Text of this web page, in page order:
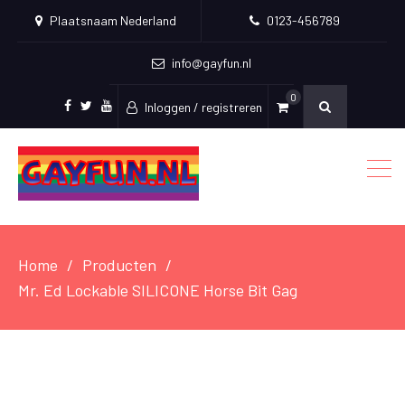
Plaatsnaam Nederland 0123-456789
info@gayfun.nl
Facebook
TwitterYoutube
Inloggen / registreren
0
Home
Producten
Mr. Ed Lockable SILICONE Horse Bit Gag